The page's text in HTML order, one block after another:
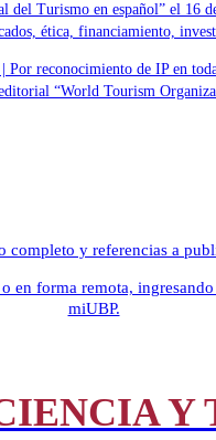
del Turismo en español” el
ética, financiamiento,
reconocimiento de IP en
“World Tourism
y referencias a
en forma remota,
miUBP.
Y